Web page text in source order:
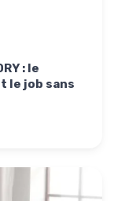
: le
le job sans